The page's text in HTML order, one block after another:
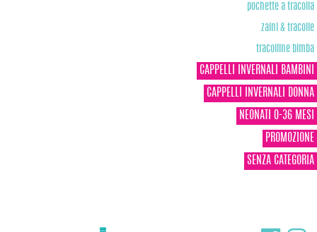
pochette a tracolla
zaini & tracolle
tracolline bimba
CAPPELLI INVERNALI BAMBINI
CAPPELLI INVERNALI DONNA
NEONATI 0-36 MESI
PROMOZIONE
SENZA CATEGORIA